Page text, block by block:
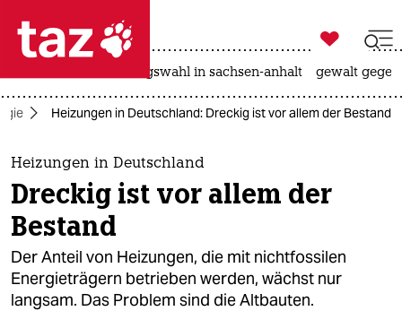
 taz zahl ich
taz zahl ich
themen
politik
öko
gesellschaft

taz zahl ich
landtagswahl in sachsen-anhalt gewalt
Heizungen in Deutschland: Dreckig ist vor allem der Bestand
Heizungen in Deutschland
Dreckig ist vor allem der
Bestand
Der Anteil von Heizungen, die mit nichtfossilen
Energieträgern betrieben werden, wächst nur
langsam. Das Problem sind die Altbauten.